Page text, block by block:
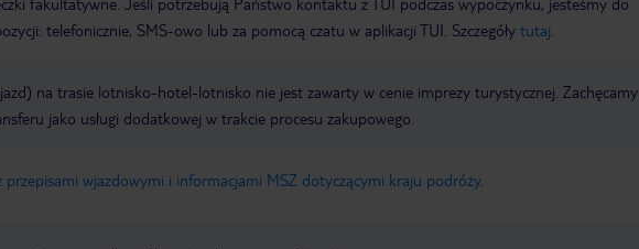
telefonicznie, SMS-owo lub za pomocą czatu w aplikacji TUI. Szczegóły tutaj
na trasie lotnisko-hotel-lotnisko nie jest zawarty w cenie imprezy turystycznej. Zachęcamy
jako usługi dodatkowej w trakcie procesu zakupowego.
przepisami wjazdowymi i informacjami MSZ dotyczącymi kraju podróży.